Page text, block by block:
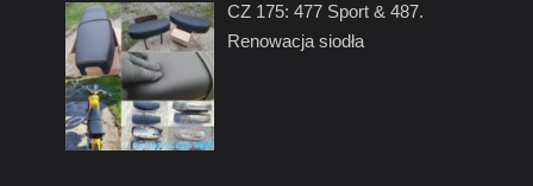
CZ 175: 477 Sport & 487.
Renowacja siodła